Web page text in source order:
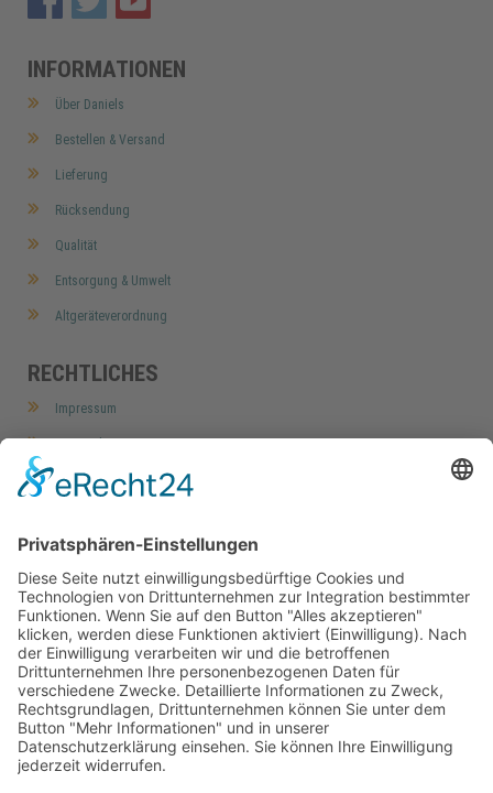
INFORMATIONEN
Über Daniels
Bestellen & Versand
Lieferung
Rücksendung
Qualität
Entsorgung & Umwelt
Altgeräteverordnung
RECHTLICHES
Impressum
AGB
Barrierefreiheitserklärung
Cookie-Einstellungen
MEIN KONTO
Home
Mein Konto
Meine Wunschliste